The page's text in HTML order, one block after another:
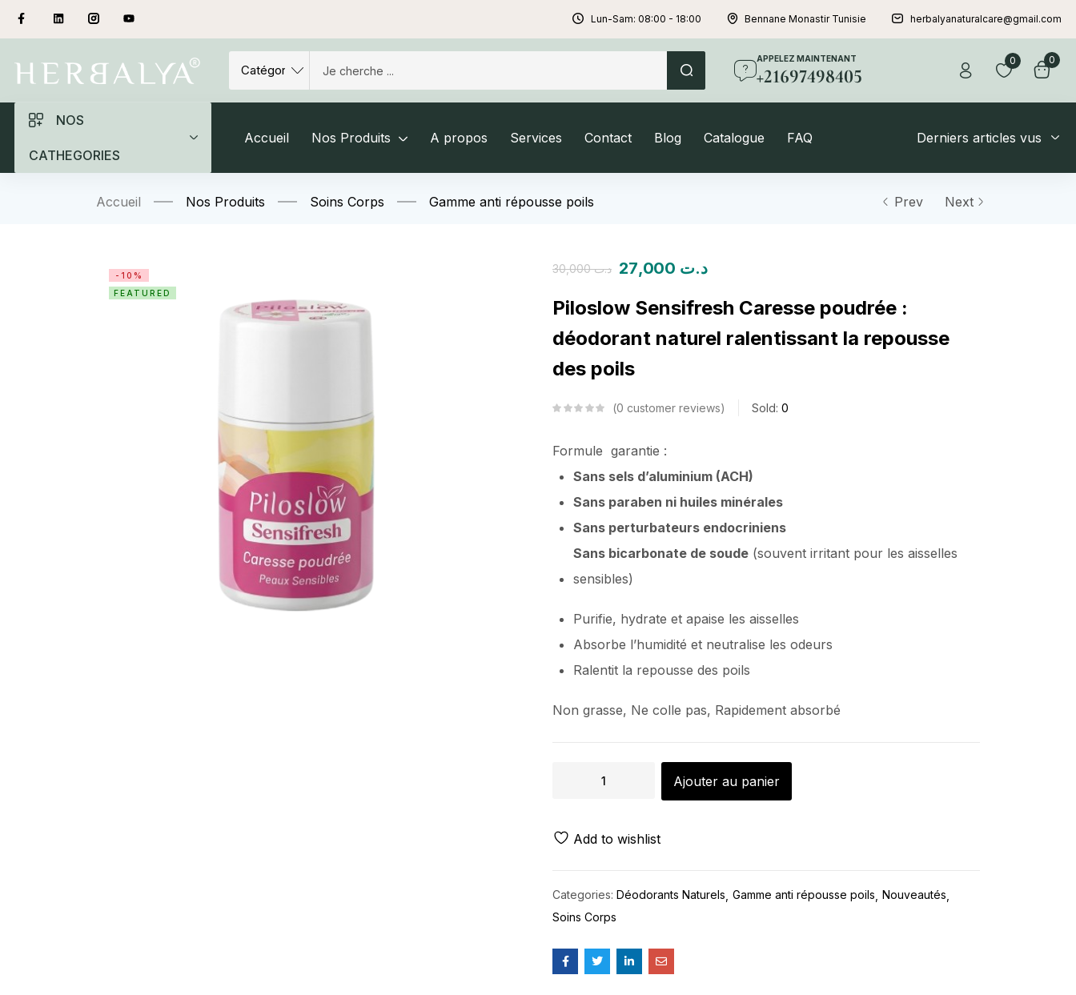
Lun-Sam: 08:00 - 18:00 Bennane Monastir Tunisie herbalyanaturalcare@gmail.com
APPELEZ MAINTENANT
+21697498405
0 0
NOS
CATHEGORIES
Accueil Nos Produits A propos Services Contact Blog Catalogue FAQ Derniers articles vus
Accueil Nos Produits Soins Corps Gamme anti répousse poils Prev Next
-10%
FEATURED
د.ت30,000 د.ت
Piloslow Sensifresh Caresse poudrée :
déodorant naturel ralentissant la repousse
des poils
0 customer reviews Sold: 0
Formule garantie :
Sans sels d’aluminium (ACH)
Sans paraben ni huiles minérales
Sans perturbateurs endocriniens
Sans bicarbonate de soude (souvent irritant pour les aisselles
sensibles)
Purifie, hydrate et apaise les aisselles
Absorbe l’humidité et neutralise les odeurs
Ralentit la repousse des poils
Non grasse, Ne colle pas, Rapidement absorbé
Ajouter au panier
Add to wishlist
Categories: Déodorants Naturels Gamme anti répousse poils Nouveautés
Soins Corps